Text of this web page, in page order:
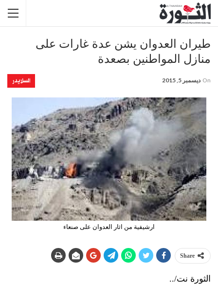
طيران العدوان يشن عدة غارات على
منازل المواطنين بصعدة
السلايدر On ديسمبر 5, 2015
ارشيفية من اثار العدوان على صنعاء
Share
الثورة نت/..